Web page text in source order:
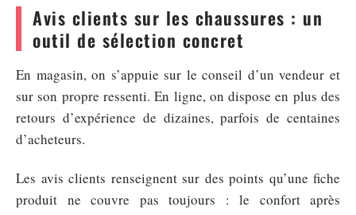
Avis clients sur les chaussures : un
outil de sélection concret
En magasin, on s’appuie sur le conseil d’un vendeur et
sur son propre ressenti. En ligne, on dispose en plus des
retours d’expérience de dizaines, parfois de centaines
d’acheteurs.
Les avis clients renseignent sur des points qu’une fiche
produit ne couvre pas toujours : le confort après